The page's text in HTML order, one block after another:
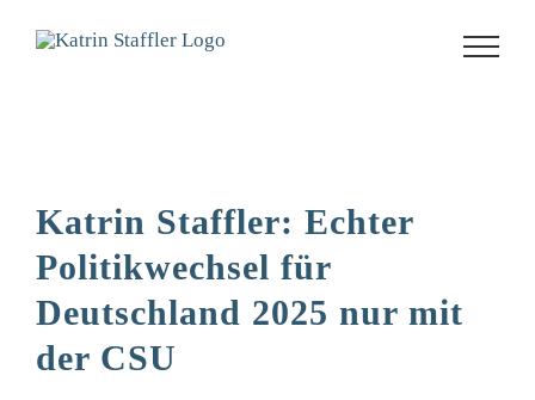
Katrin Staffler: Echter
Politikwechsel für
Deutschland 2025 nur mit
der CSU